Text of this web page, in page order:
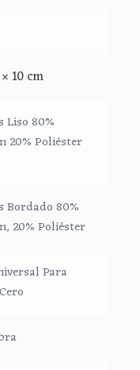
tipo de arneses
siempre
al natural.
10 cm
Liso 80%
20% Poliéster
Bordado 80%
20% Poliéster
Para